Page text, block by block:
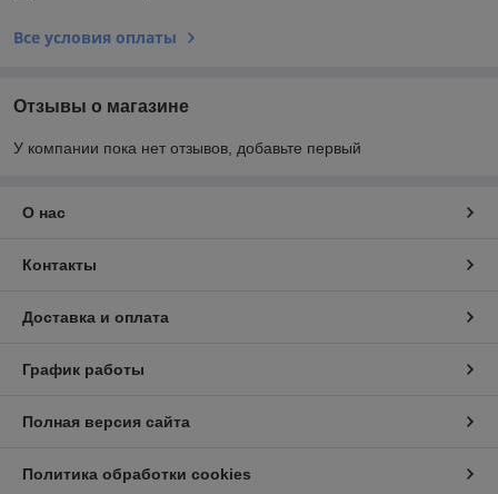
Все условия оплаты
Отзывы о магазине
У компании пока нет отзывов, добавьте первый
О нас
Контакты
Доставка и оплата
График работы
Полная версия сайта
Политика обработки cookies